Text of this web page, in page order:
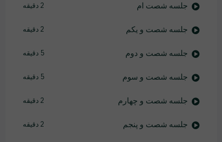
جلسه شصت ام 2 دقیقه
جلسه شصت و یکم 2 دقیقه
جلسه شصت و دوم 5 دقیقه
جلسه شصت و سوم 5 دقیقه
جلسه شصت و چهارم 2 دقیقه
جلسه شصت و پنجم 2 دقیقه